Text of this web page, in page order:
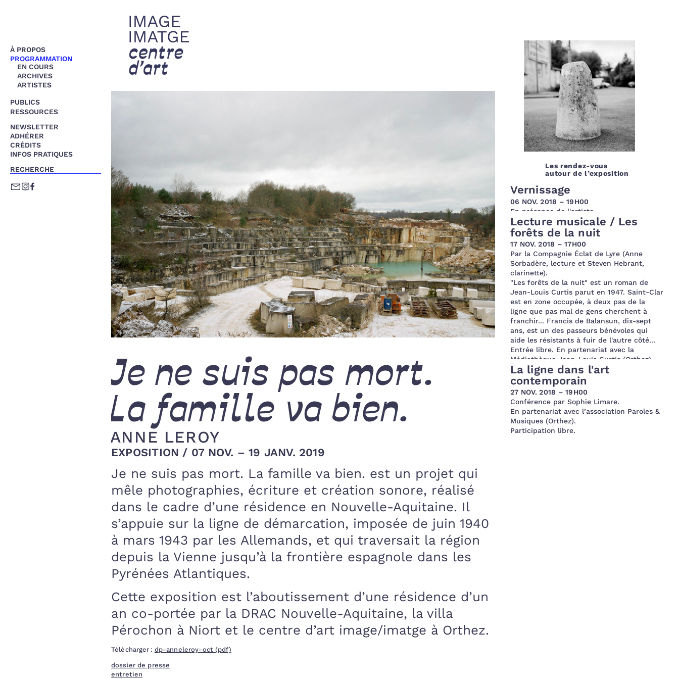
À PROPOS
PROGRAMMATION
EN COURS
ARCHIVES
ARTISTES
PUBLICS
VISITES GUIDÉES
PROJETS
COLLABORATIFS
RESSOURCES
OUTILS
DOCUMENTATION
NEWSLETTER
ADHÉRER
CRÉDITS
INFOS PRATIQUES
RECHERCHE
Je ne suis pas mort.
La famille va bien.
ANNE LEROY
EXPOSITION / 07 NOV. – 19 JANV. 2019
Je ne suis pas mort. La famille va bien. est un projet qui
mêle photographies, écriture et création sonore, réalisé
dans le cadre d’une résidence en Nouvelle-Aquitaine. Il
s’appuie sur la ligne de démarcation, imposée de juin 1940
à mars 1943 par les Allemands, et qui traversait la région
depuis la Vienne jusqu’à la frontière espagnole dans les
Pyrénées Atlantiques.
Cette exposition est l’aboutissement d’une résidence d’un
an co-portée par la DRAC Nouvelle-Aquitaine, la villa
Pérochon à Niort et le centre d’art image/imatge à Orthez.
Télécharger : dp-anneleroy-oct (pdf)
dossier de presse
entretien
Les rendez-vous
autour de l’exposition
Vernissage
06 NOV. 2018 – 19H00
En présence de l'artiste
Lecture musicale / Les
forêts de la nuit
17 NOV. 2018 – 17H00
Par la Compagnie Éclat de Lyre (Anne
Sorbadère, lecture et Steven Hebrant,
clarinette).
"Les forêts de la nuit" est un roman de
Jean-Louis Curtis parut en 1947. Saint-Clar
est en zone occupée, à deux pas de la
ligne que pas mal de gens cherchent à
franchir... Francis de Balansun, dix-sept
ans, est un des passeurs bénévoles qui
aide les résistants à fuir de l'autre côté...
Entrée libre. En partenariat avec la
Médiathèque Jean-Louis Curtis (Orthez)
La ligne dans l'art
contemporain
27 NOV. 2018 – 19H00
Conférence par Sophie Limare.
En partenariat avec l’association Paroles &
Musiques (Orthez).
Participation libre.